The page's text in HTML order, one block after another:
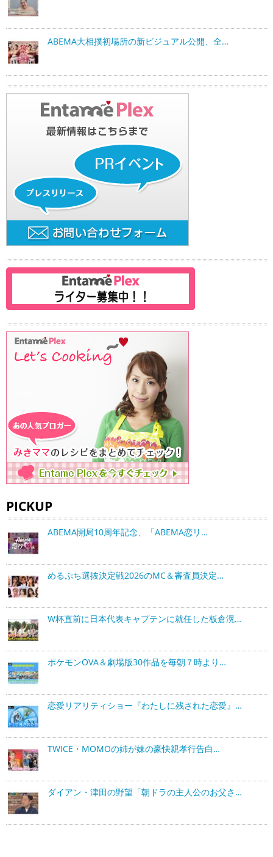
ABEMA大相撲初場所の新ビジュアル公開、全…
PICKUP
ABEMA開局10周年記念、「ABEMA恋リ…
めるぷち選抜決定戦2026のMC＆審査員決定…
W杯直前に日本代表キャプテンに就任した板倉滉…
ポケモンOVA＆劇場版30作品を毎朝７時より…
恋愛リアリティショー『わたしに残された恋愛』…
TWICE・MOMOの姉が妹の豪快親孝行告白…
ダイアン・津田の野望「朝ドラの主人公のお父さ…